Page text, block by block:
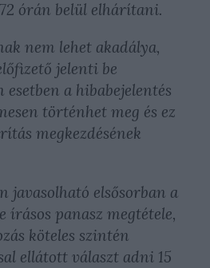
órán belül elhárítani.
nem lehet akadálya,
jelenti be
esetben a hibabejelentés
történhet meg és ez
megkezdésének
javasolható elsősorban a
írásos panasz megtétele,
köteles szintén
ellátott választ adni 15